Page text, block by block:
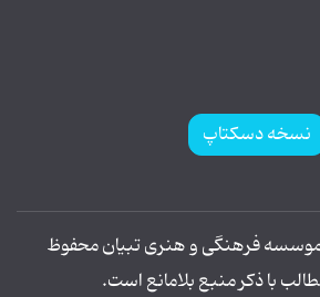
نسخه دسکتاپ
فرهنگی و هنری تبیان محفوظ
با ذکر منبع بلامانع است.